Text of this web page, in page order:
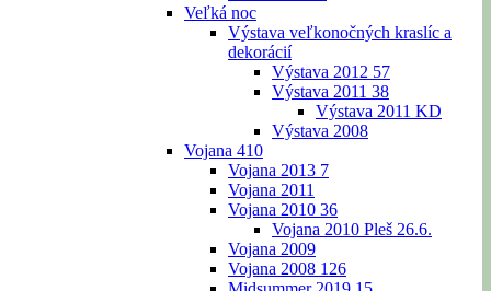
Veľká noc
Výstava veľkonočných kraslíc a
dekorácií
Výstava 2012 57
Výstava 2011 38
Výstava 2011 KD
Výstava 2008
Vojana 410
Vojana 2013 7
Vojana 2011
Vojana 2010 36
Vojana 2010 Pleš 26.6.
Vojana 2009
Vojana 2008 126